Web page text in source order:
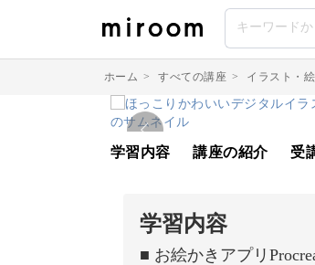
ホーム > すべての講座 > イラスト・
学習内容 講座の紹介 受
学習内容
■ お絵かきアプリ